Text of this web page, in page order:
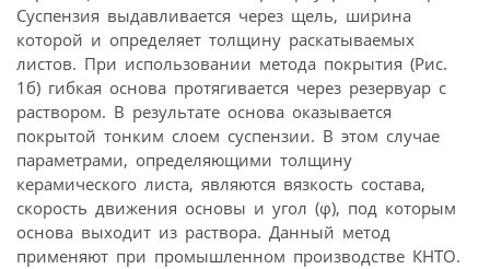
Суспензия выдавливается через щель, ширина
которой и определяет толщину раскатываемых
листов. При использовании метода покрытия (Рис.
1б) гибкая основа протягивается через резервуар с
раствором. В результате основа оказывается
покрытой тонким слоем суспензии. В этом случае
параметрами, определяющими толщину
керамического листа, являются вязкость состава,
скорость движения основы и угол (φ), под которым
основа выходит из раствора. Данный метод
применяют при промышленном производстве КНТО.